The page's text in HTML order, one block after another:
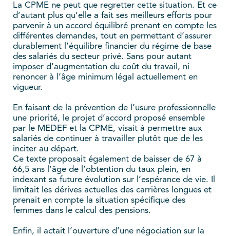
La CPME ne peut que regretter cette situation. Et ce
d’autant plus qu’elle a fait ses meilleurs efforts pour
parvenir à un accord équilibré prenant en compte les
différentes demandes, tout en permettant d’assurer
durablement l’équilibre financier du régime de base
des salariés du secteur privé. Sans pour autant
imposer d’augmentation du coût du travail, ni
renoncer à l’âge minimum légal actuellement en
vigueur.
En faisant de la prévention de l’usure professionnelle
une priorité, le projet d’accord proposé ensemble
par le MEDEF et la CPME, visait à permettre aux
salariés de continuer à travailler plutôt que de les
inciter au départ.
Ce texte proposait également de baisser de 67 à
66,5 ans l’âge de l’obtention du taux plein, en
indexant sa future évolution sur l’espérance de vie. Il
limitait les dérives actuelles des carrières longues et
prenait en compte la situation spécifique des
femmes dans le calcul des pensions.
Enfin, il actait l’ouverture d’une négociation sur la